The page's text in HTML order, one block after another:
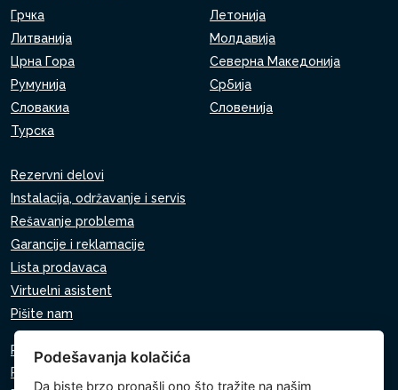
Грчка
Летонија
Литванија
Молдавија
Црна Гора
Северна Македонија
Румунија
Србија
Словакиа
Словенија
Турска
Rezervni delovi
Instalacija, održavanje i servis
Rešavanje problema
Garancije i reklamacije
Lista prodavaca
Virtuelni asistent
Pišite nam
Pravila o zaštiti ličnih podataka
Pravila o korišćenju kolačića
Podešavanja kolačića
Da biste brzo pronašli ono što tražite na našim